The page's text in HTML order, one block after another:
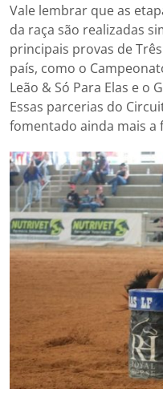
Vale lembrar que as
da raça são realizadas
principais provas de
país, como o
Leão & Só Para Elas e o
Essas parcerias do
fomentado ainda mais a